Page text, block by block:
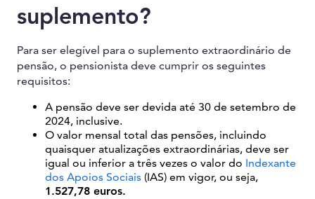
suplemento?
Para ser elegível para o suplemento extraordinário de
pensão, o pensionista deve cumprir os seguintes
requisitos:
A pensão deve ser devida até 30 de setembro de
2024, inclusive.
O valor mensal total das pensões, incluindo
quaisquer atualizações extraordinárias, deve ser
igual ou inferior a três vezes o valor do Indexante
dos Apoios Sociais (IAS) em vigor, ou seja,
1.527,78 euros.